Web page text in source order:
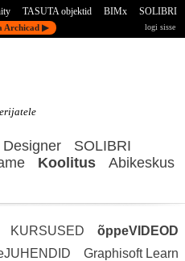
TASUTA objektid BIMx
SOLIBRI
Archicad ▶ logi sisse
Designer
SOLIBRI
Koolitus
Abikeskus
KURSUSED
õppeVIDEOD
Graphisoft Learn